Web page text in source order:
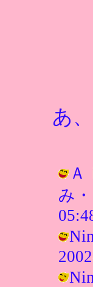
あ
Ａ
み